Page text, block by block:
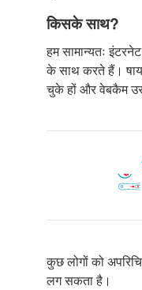
किसके साथ?
हम सामान्यतः
के साथ करते हैं।
चुके हों और वेबकैम
कुछ लोगों को
लग सकता है।